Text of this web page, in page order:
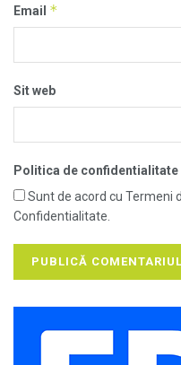
Email *
Sit web
Politica de confidentialitate
Sunt de acord cu Termeni
Confidentialitate.